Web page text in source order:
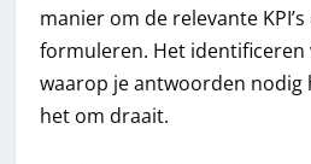
manier om de relevante
formuleren. Het identificeren
waarop je antwoorden nodig
het om draait.